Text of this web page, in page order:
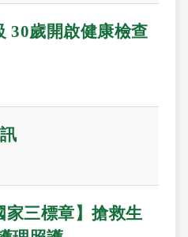
30歲開啟健康檢查
家三標章】搶救生